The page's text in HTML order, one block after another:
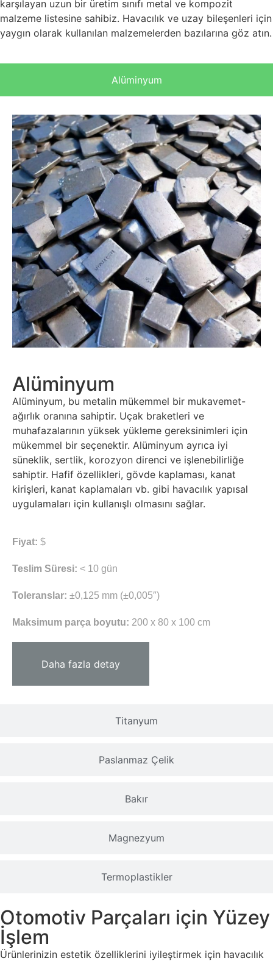
karşılayan uzun bir üretim sınıfı metal ve kompozit
malzeme listesine sahibiz. Havacılık ve uzay bileşenleri için
yaygın olarak kullanılan malzemelerden bazılarına göz atın.
Alüminyum
Titanyum
Paslanmaz Çelik
Bakır
Magnezyum
Termoplastikler
Alüminyum
Alüminyum, bu metalin mükemmel bir mukavemet-
ağırlık oranına sahiptir. Uçak braketleri ve
muhafazalarının yüksek yükleme gereksinimleri için
mükemmel bir seçenektir. Alüminyum ayrıca iyi
süneklik, sertlik, korozyon direnci ve işlenebilirliğe
sahiptir. Hafif özellikleri, gövde kaplaması, kanat
kirişleri, kanat kaplamaları vb. gibi havacılık yapısal
uygulamaları için kullanışlı olmasını sağlar.
Fiyat: $
Teslim Süresi: < 10 gün
Toleranslar: ±0,125 mm (±0,005″)
Maksimum parça boyutu: 200 x 80 x 100 cm
Daha fazla detay
Otomotiv Parçaları için Yüzey
İşlem
Ürünlerinizin estetik özelliklerini iyileştirmek için havacılık